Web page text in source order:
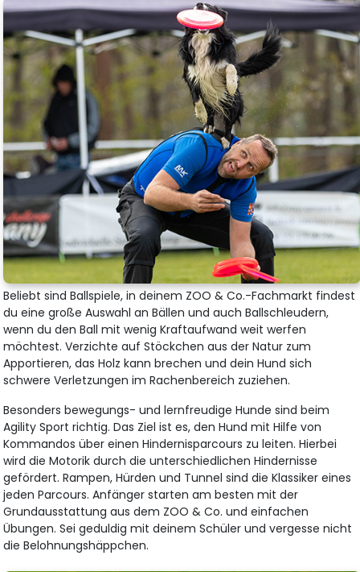
Beliebt sind Ballspiele, in deinem ZOO & Co.-Fachmarkt findest
du eine große Auswahl an Bällen und auch Ballschleudern,
wenn du den Ball mit wenig Kraftaufwand weit werfen
möchtest. Verzichte auf Stöckchen aus der Natur zum
Apportieren, das Holz kann brechen und dein Hund sich
schwere Verletzungen im Rachenbereich zuziehen.
Besonders bewegungs- und lernfreudige Hunde sind beim
Agility Sport richtig. Das Ziel ist es, den Hund mit Hilfe von
Kommandos über einen Hindernisparcours zu leiten. Hierbei
wird die Motorik durch die unterschiedlichen Hindernisse
gefördert. Rampen, Hürden und Tunnel sind die Klassiker eines
jeden Parcours. Anfänger starten am besten mit der
Grundausstattung aus dem ZOO & Co. und einfachen
Übungen. Sei geduldig mit deinem Schüler und vergesse nicht
die Belohnungshäppchen.